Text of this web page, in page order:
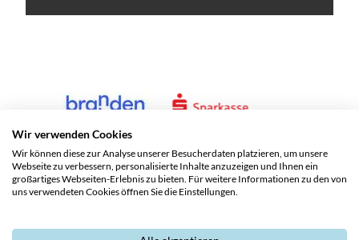
Wir verwenden Cookies
Wir können diese zur Analyse unserer Besucherdaten platzieren, um unsere
Webseite zu verbessern, personalisierte Inhalte anzuzeigen und Ihnen ein
großartiges Webseiten-Erlebnis zu bieten. Für weitere Informationen zu den von
uns verwendeten Cookies öffnen Sie die Einstellungen.